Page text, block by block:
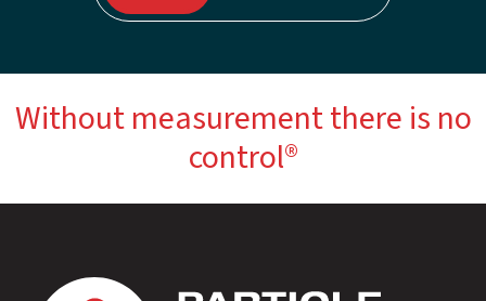
Without measurement there is no
control®